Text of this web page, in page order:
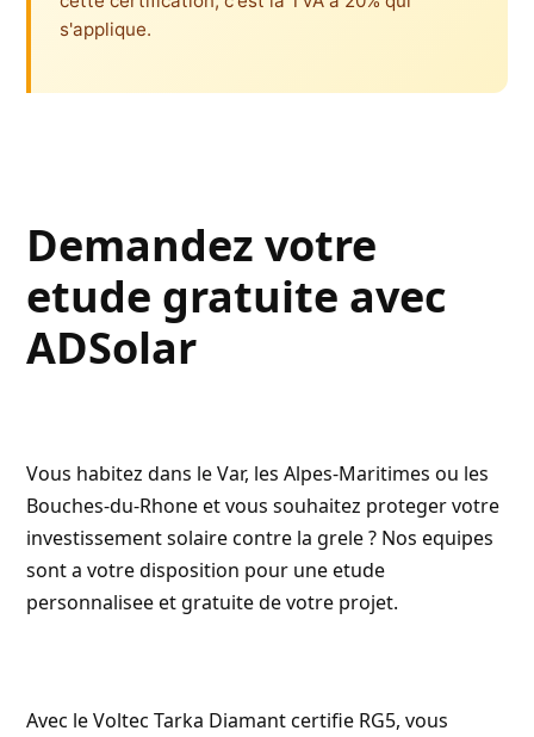
s'applique.
Demandez votre
etude gratuite avec
ADSolar
Vous habitez dans le Var, les Alpes-Maritimes ou les
Bouches-du-Rhone et vous souhaitez proteger votre
investissement solaire contre la grele ? Nos equipes
sont a votre disposition pour uneetude
personnalisee et gratuitede votre projet.
Avec le Voltec Tarka Diamant certifie RG5, vous